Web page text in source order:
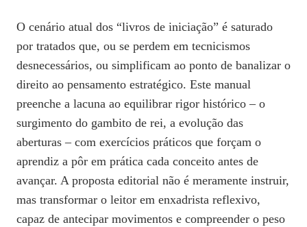
O cenário atual dos “livros de iniciação” é saturado
por tratados que, ou se perdem em tecnicismos
desnecessários, ou simplificam ao ponto de banalizar o
direito ao pensamento estratégico. Este manual
preenche a lacuna ao equilibrar rigor histórico – o
surgimento do gambito de rei, a evolução das
aberturas – com exercícios práticos que forçam o
aprendiz a pôr em prática cada conceito antes de
avançar. A proposta editorial não é meramente instruir,
mas transformar o leitor em enxadrista reflexivo,
capaz de antecipar movimentos e compreender o peso